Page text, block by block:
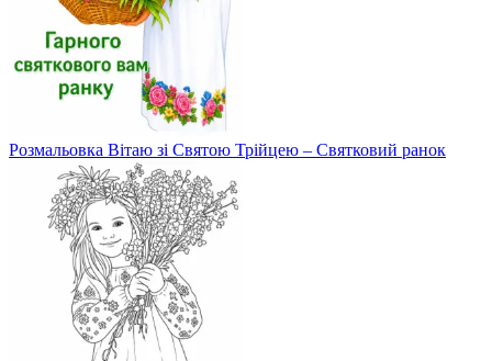
Розмальовка Вітаю зі Святою Трійцею – Святковий ранок